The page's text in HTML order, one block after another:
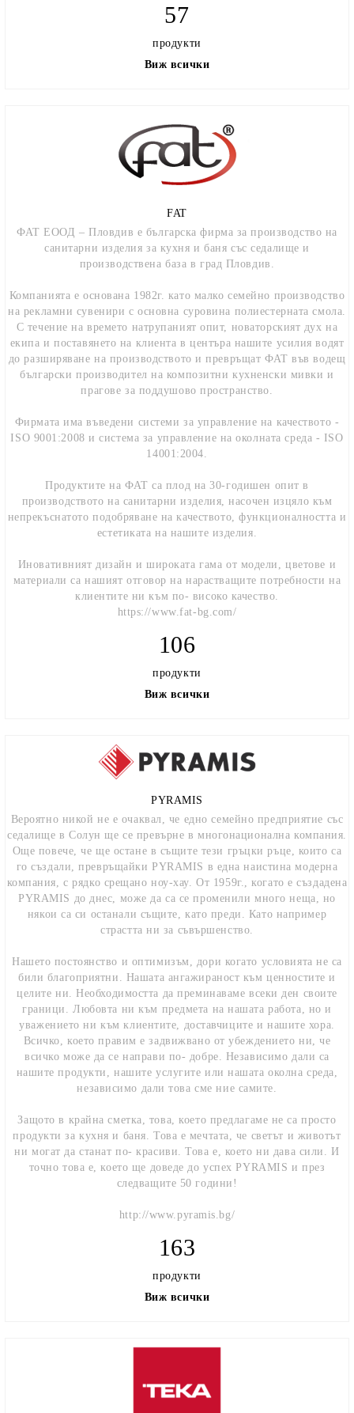
57
продукти
Виж всички
FAT
ФАТ ЕООД – Пловдив е българска фирма за производство на
санитарни изделия за кухня и баня със седалище и
производствена база в град Пловдив.
Компанията е основана 1982г. като малко семейно производство
на рекламни сувенири с основна суровина полиестерната смола.
С течение на времето натрупаният опит, новаторският дух на
екипа и поставянето на клиента в центъра нашите усилия водят
до разширяване на производството и превръщат ФАТ във водещ
български производител на композитни кухненски мивки и
прагове за поддушово пространство.
Фирмата има въведени системи за управление на качеството -
ISO 9001:2008 и система за управление на околната среда - ISO
14001:2004.
Продуктите на ФАТ са плод на 30-годишен опит в
производството на санитарни изделия, насочен изцяло към
непрекъснатото подобряване на качеството, функционалността и
естетиката на нашите изделия.
Иновативният дизайн и широката гама от модели, цветове и
материали са нашият отговор на нарастващите потребности на
клиентите ни към по- високо качество.
https://www.fat-bg.com/
106
продукти
Виж всички
PYRAMIS
Вероятно никой не е очаквал, че едно семейно предприятие със
седалище в Солун ще се превърне в многонационална компания.
Още повече, че ще остане в същите тези гръцки ръце, които са
го създали, превръщайки PYRAMIS в една наистина модерна
компания, с рядко срещано ноу-хау. От 1959г., когато е създадена
PYRAMIS до днес, може да са се променили много неща, но
някои са си останали същите, като преди. Като например
страстта ни за съвършенство.
Нашето постоянство и оптимизъм, дори когато условията не са
били благоприятни. Нашата ангажираност към ценностите и
целите ни. Необходимостта да преминаваме всеки ден своите
граници. Любовта ни към предмета на нашата работа, но и
уважението ни към клиентите, доставчиците и нашите хора.
Всичко, което правим е задвижвано от убеждението ни, че
всичко може да се направи по- добре. Независимо дали са
нашите продукти, нашите услугите или нашата околна среда,
независимо дали това сме ние самите.
Защото в крайна сметка, това, което предлагаме не са просто
продукти за кухня и баня. Това е мечтата, че светът и животът
ни могат да станат по- красиви. Това е, което ни дава сили. И
точно това е, което ще доведе до успех PYRAMIS и през
следващите 50 години!
http://www.pyramis.bg/
163
продукти
Виж всички